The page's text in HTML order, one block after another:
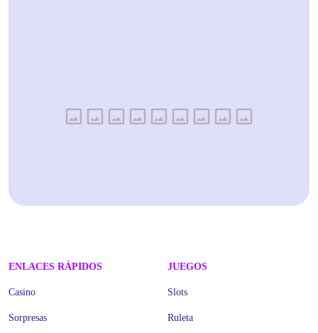
ENLACES RÁPIDOS
Casino
Sorpresas
JUEGOS
Slots
Ruleta